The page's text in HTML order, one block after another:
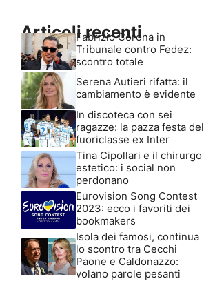
Articoli recenti
Fabrizio Corona in
Tribunale contro Fedez:
scontro totale
Serena Autieri rifatta: il
cambiamento è evidente
In discoteca con sei
ragazze: la pazza festa del
fuoriclasse ex Inter
Tina Cipollari e il chirurgo
estetico: i social non
perdonano
Eurovision Song Contest
2023: ecco i favoriti dei
bookmakers
Isola dei famosi, continua
lo scontro tra Cecchi
Paone e Caldonazzo:
volano parole pesanti